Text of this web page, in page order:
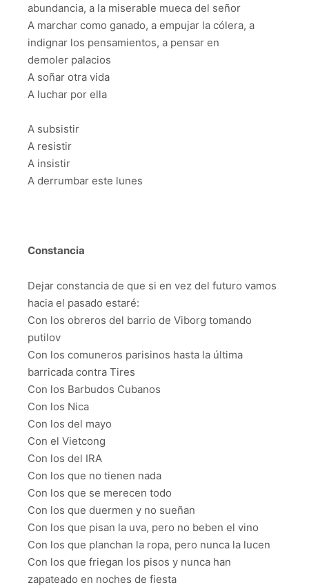
abundancia, a la miserable mueca del señor
A marchar como ganado, a empujar la cólera, a
indignar los pensamientos, a pensar en
demoler palacios
A soñar otra vida
A luchar por ella
A subsistir
A resistir
A insistir
A derrumbar este lunes
Constancia
Dejar constancia de que si en vez del futuro vamos
hacia el pasado estaré:
Con los obreros del barrio de Viborg tomando
putilov
Con los comuneros parisinos hasta la última
barricada contra Tires
Con los Barbudos Cubanos
Con los Nica
Con los del mayo
Con el Vietcong
Con los del IRA
Con los que no tienen nada
Con los que se merecen todo
Con los que duermen y no sueñan
Con los que pisan la uva, pero no beben el vino
Con los que planchan la ropa, pero nunca la lucen
Con los que friegan los pisos y nunca han
zapateado en noches de fiesta